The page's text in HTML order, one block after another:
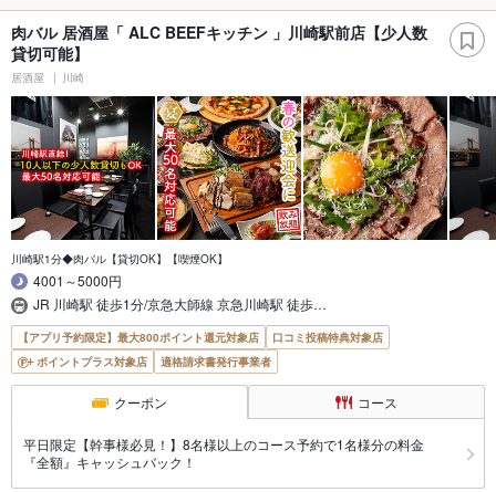
肉バル 居酒屋「 ALC BEEFキッチン 」川崎駅前店【少人数
貸切可能】
居酒屋 川崎
川崎駅1分◆肉バル【貸切OK】【喫煙OK】
4001～5000円
JR 川崎駅 徒歩1分/京急大師線 京急川崎駅 徒歩…
【アプリ予約限定】最大800ポイント還元対象店
口コミ投稿特典対象店
ポイントプラス対象店
適格請求書発行事業者
クーポン コース
平日限定【幹事様必見！】8名様以上のコース予約で1名様分の料金
『全額』キャッシュバック！